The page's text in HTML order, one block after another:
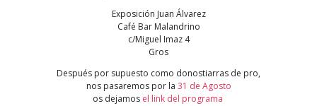
Exposición Juan Álvarez
Café Bar Malandrino
c/Miguel Imaz 4
Gros
Después por supuesto como donostiarras de pro,
nos pasaremos por la 31 de Agosto
os dejamos el link del programa